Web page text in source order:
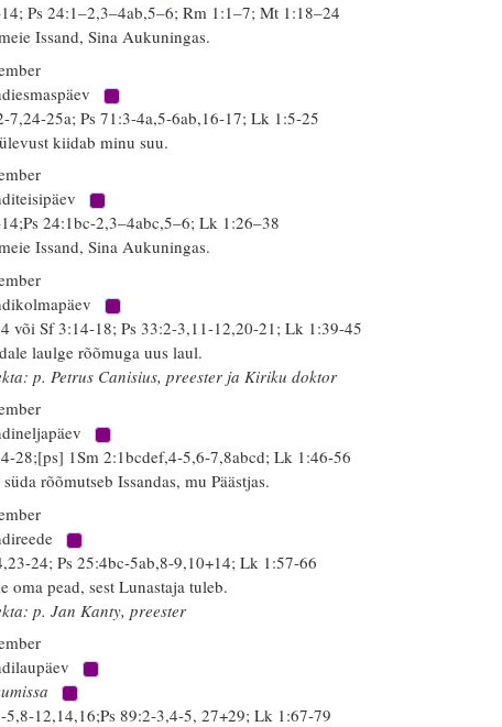
Ps 24:1–2,3–4ab,5–6; Rm 1:1–7; Mt 1:18–24
Issand, Sina Aukuningas.
7,24-25a; Ps 71:3-4a,5-6ab,16-17; Lk 1:5-25
kiidab minu suu.
24:1bc-2,3–4abc,5–6; Lk 1:26–38
Issand, Sina Aukuningas.
või Sf 3:14-18; Ps 33:2-3,11-12,20-21; Lk 1:39-45
laulge rõõmuga uus laul.
p. Petrus Canisius, preester ja Kiriku doktor
28;[ps] 1Sm 2:1bcdef,4-5,6-7,8abcd; Lk 1:46-56
rõõmutseb Issandas, mu Päästjas.
24; Ps 25:4bc-5ab,8-9,10+14; Lk 1:57-66
oma pead, sest Lunastaja tuleb.
p. Jan Kanty, preester
5,8-12,14,16;Ps 89:2-3,4-5, 27+29; Lk 1:67-79